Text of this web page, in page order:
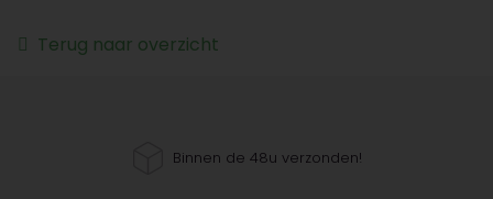
Terug naar overzicht
Binnen de 48u verzonden!